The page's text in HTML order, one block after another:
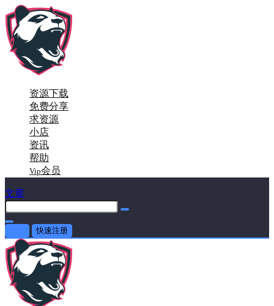
资源下载
免费分享
求资源
小店
资讯
帮助
Vip会员
文章
快速注册